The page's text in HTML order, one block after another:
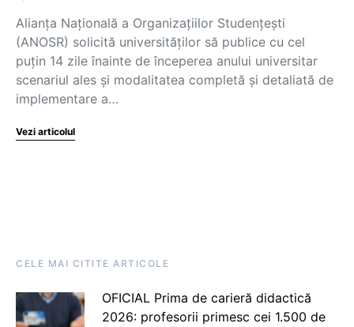
Alianța Națională a Organizațiilor Studențești
(ANOSR) solicită universităților să publice cu cel
puțin 14 zile înainte de începerea anului universitar
scenariul ales și modalitatea completă și detaliată de
implementare a…
Vezi articolul
CELE MAI CITITE ARTICOLE
OFICIAL Prima de carieră didactică
2026: profesorii primesc cei 1.500 de